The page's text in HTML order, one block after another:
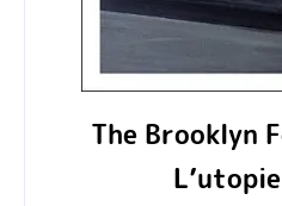
The Brooklyn